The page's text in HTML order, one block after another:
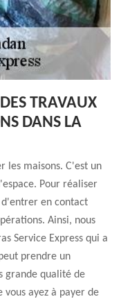
TRAVAUX
DANS LA
les maisons. C'est un
Pour réaliser
en contact
Ainsi, nous
Service Express qui a
prendre un
grande qualité de
vous ayez à payer de